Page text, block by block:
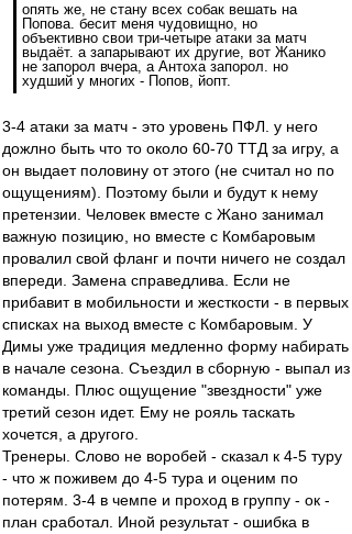
опять же, не стану всех собак вешать на
Попова. бесит меня чудовищно, но
объективно свои три-четыре атаки за матч
выдаёт. а запарывают их другие, вот Жанико
не запорол вчера, а Антоха запорол. но
худший у многих - Попов, йопт.
3-4 атаки за матч - это уровень ПФЛ. у него
дожлно быть что то около 60-70 ТТД за игру, а
он выдает половину от этого (не считал но по
ощущениям). Поэтому были и будут к нему
претензии. Человек вместе с Жано занимал
важную позицию, но вместе с Комбаровым
провалил свой фланг и почти ничего не создал
впереди. Замена справедлива. Если не
прибавит в мобильности и жесткости - в первых
списках на выход вместе с Комбаровым. У
Димы уже традиция медленно форму набирать
в начале сезона. Съездил в сборную - выпал из
команды. Плюс ощущение "звездности" уже
третий сезон идет. Ему не рояль таскать
хочется, а другого.
Тренеры. Слово не воробей - сказал к 4-5 туру
- что ж поживем до 4-5 тура и оценим по
потерям. 3-4 в чемпе и проход в группу - ок -
план сработал. Иной результат - ошибка в